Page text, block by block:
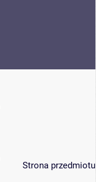
Strona przedmiotu